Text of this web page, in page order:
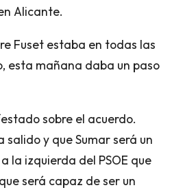
Alicante.
Fuset estaba en todas las
esta mañana daba un paso
sobre el acuerdo.
salido y que Sumar será un
la izquierda del PSOE que
será capaz de ser un